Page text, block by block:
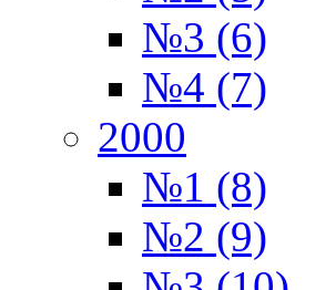
№3 (6)
№4 (7)
2000
№1 (8)
№2 (9)